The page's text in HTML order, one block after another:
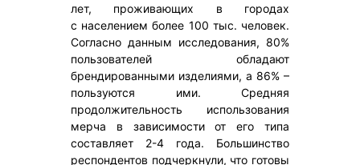
лет, проживающих в городах
с населением более 100 тыс. человек.
Согласно данным исследования, 80%
пользователей обладают
брендированными изделиями, а 86% –
пользуются ими. Средняя
продолжительность использования
мерча в зависимости от его типа
составляет 2-4 года. Большинство
респондентов подчеркнули, что готовы